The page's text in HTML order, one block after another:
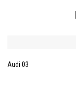
Audi 03